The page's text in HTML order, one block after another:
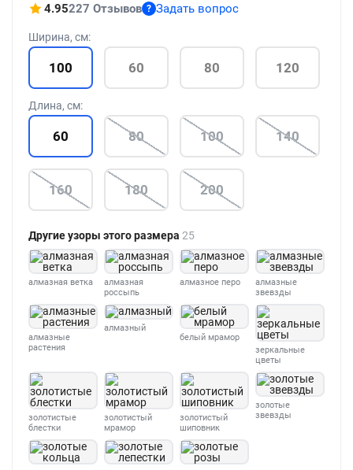
4.95227 Отзывов ? Задать вопрос
Ширина, см:
100 60 80 120
Длина, см:
60 80 100 140
160 180 200
Другие узоры этого размера 25
алмазная ветка
алмазная
россыпь
алмазное перо
алмазные
звевзды
алмазные
растения
алмазный
белый мрамор
зеркальные
цветы
золотистые
блестки
золотистый
мрамор
золотистый
шиповник
золотые
звевзды